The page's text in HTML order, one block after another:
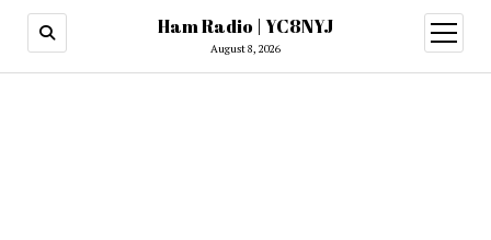
Ham Radio | YC8NYJ
August 8, 2026
open
menu